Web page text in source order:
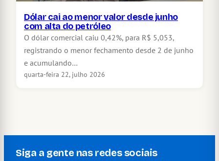
Dólar cai ao menor valor desde junho
com alta do petróleo
O dólar comercial caiu 0,42%, para R$ 5,053,
registrando o menor fechamento desde 2 de junho
e acumulando…
quarta-feira 22, julho 2026
Siga a gente nas redes sociais